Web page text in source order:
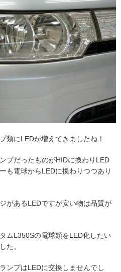
にLEDが増えてきましたね！
プだったものがHIDに換わりLED
も電球からLEDに換わりつつあり
があるLEDですが安い物は品質が
ムL350Sの電球類をLED化したい
た。
ンプはLEDに交換しませんでし